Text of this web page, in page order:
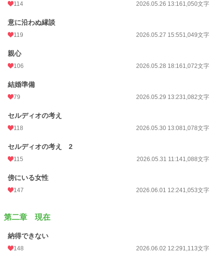
114 2026.05.26 13:161,050文字
意に沿わぬ縁談
119 2026.05.27 15:551,049文字
親心
106 2026.05.28 18:161,072文字
結婚準備
79 2026.05.29 13:231,082文字
セルディオの考え
118 2026.05.30 13:081,078文字
セルディオの考え 2
115 2026.05.31 11:141,088文字
傍にいる女性
147 2026.06.01 12:241,053文字
第二章 現在
納得できない
148 2026.06.02 12:291,113文字